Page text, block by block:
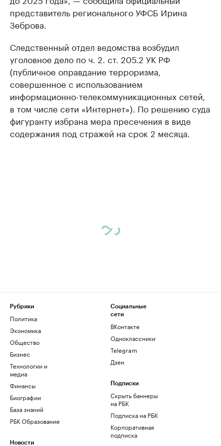
представитель регионального УФСБ Ирина
Зеброва.
Следственный отдел ведомства возбудил
уголовное дело по ч. 2. ст. 205.2 УК РФ
(публичное оправдание терроризма,
совершенное с использованием
информационно-телекоммуникационных сетей,
в том числе сети «Интернет»). По решению суда
фигуранту избрана мера пресечения в виде
содержания под стражей на срок 2 месяца.
Рубрики
Политика
Экономика
Общество
Бизнес
Технологии и
медиа
Финансы
Биографии
База знаний
РБК Образование
Новости
Социальные
сети
ВКонтакте
Одноклассники
Telegram
Дзен
Подписки
Скрыть баннеры
на РБК
Подписка на РБК
Корпоративная
подписка